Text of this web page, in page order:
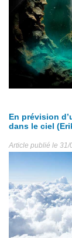
En prévision
dans le ciel
Article publié le 31/